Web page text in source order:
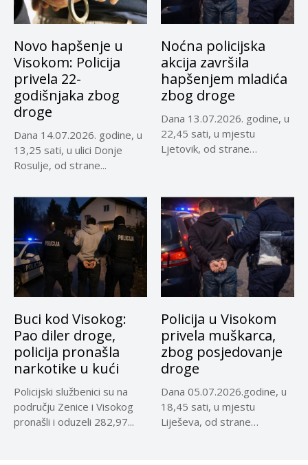
Novo hapšenje u
Visokom: Policija
privela 22-
godišnjaka zbog
droge
Dana 14.07.2026. godine, u
13,25 sati, u ulici Donje
Rosulje, od strane...
Noćna policijska
akcija završila
hapšenjem mladića
zbog droge
Dana 13.07.2026. godine, u
22,45 sati, u mjestu
Ljetovik, od strane
Buci kod Visokog:
Pao diler droge,
policija pronašla
narkotike u kući
Policijski službenici su na
području Zenice i Visokog
pronašli i oduzeli 282,97...
Policija u Visokom
privela muškarca,
zbog posjedovanje
droge
Dana 05.07.2026.godine, u
18,45 sati, u mjestu
Liješeva, od strane